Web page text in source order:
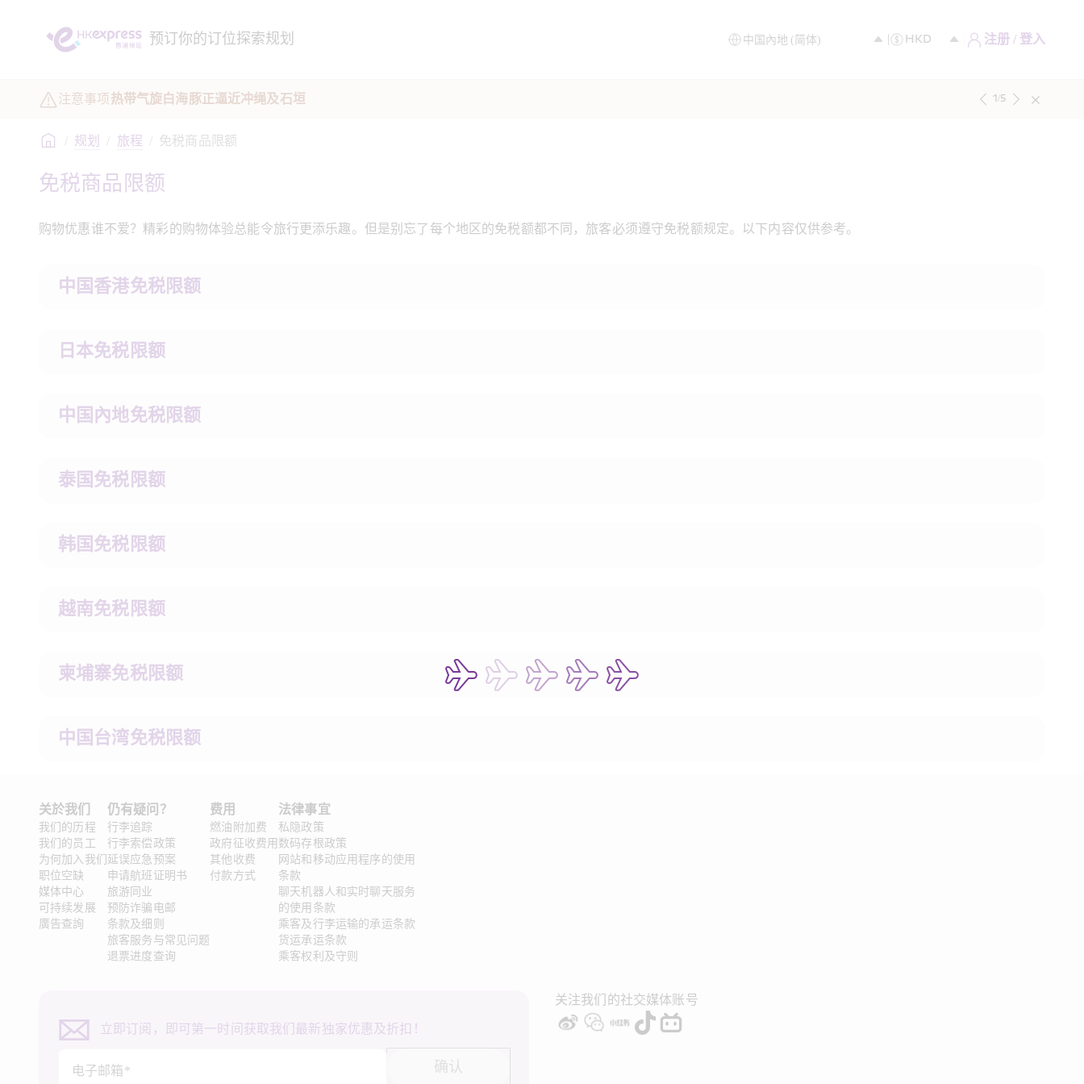
预订你的订位探索规划 注册 / 登入
注意事项热带气旋白海豚正逼近冲绳及石垣 1/5
/ 规划 / 旅程 / 免税商品限额
免税商品限额
购物优惠谁不爱？精彩的购物体验总能令旅行更添乐趣。但是别忘了每个地区的免税额都不同，旅客必须遵守免税额规定。以下内容仅供参考。
中国香港免税限额
日本免税限额
中国內地免税限额
泰国免税限额
韩国免税限额
越南免税限额
柬埔寨免税限额
中国台湾免税限额
关於我们
我们的历程
我们的员工
为何加入我们
职位空缺
媒体中心
可持续发展
廣告查詢
仍有疑问？
行李追踪
行李索偿政策
延误应急预案
申请航班证明书
旅游同业
预防诈骗电邮
条款及细则
旅客服务与常见问题
退票进度查询
费用
燃油附加费
政府征收费用
其他收费
付款方式
法律事宜
私隐政策
数码存根政策
网站和移动应用程序的使用
条款
聊天机器人和实时聊天服务
的使用条款
乘客及行李运输的承运条款
货运承运条款
乘客权利及守则
立即订阅，即可第一时间获取我们最新独家优惠及折扣！
电子邮箱* 确认
关注我们的社交媒体账号